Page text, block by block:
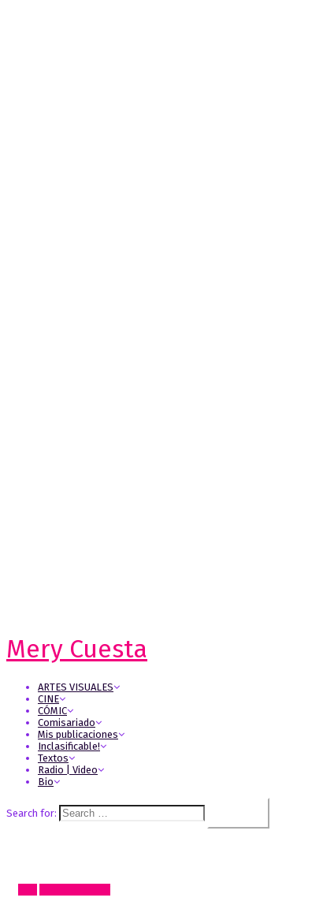
Mery Cuesta
ARTES VISUALES
CINE
CÓMIC
Comisariado
Mis publicaciones
Inclasificable!
Textos
Radio | Video
Bio
Search for: